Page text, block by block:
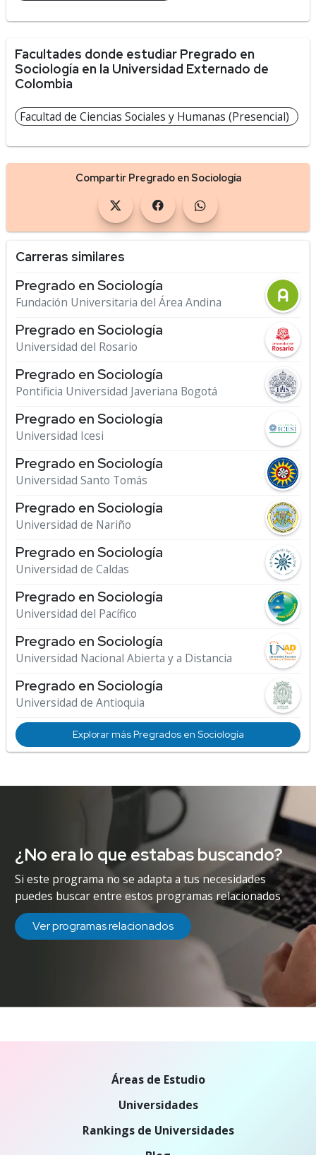
Facultades donde estudiar Pregrado en
Sociología en la Universidad Externado de
Colombia
Facultad de Ciencias Sociales y Humanas (Presencial)
Compartir Pregrado en Sociología
Carreras similares
Pregrado en Sociología
Fundación Universitaria del Área Andina
Pregrado en Sociología
Universidad del Rosario
Pregrado en Sociología
Pontificia Universidad Javeriana Bogotá
Pregrado en Sociología
Universidad Icesi
Pregrado en Sociología
Universidad Santo Tomás
Pregrado en Sociología
Universidad de Nariño
Pregrado en Sociología
Universidad de Caldas
Pregrado en Sociología
Universidad del Pacífico
Pregrado en Sociología
Universidad Nacional Abierta y a Distancia
Pregrado en Sociología
Universidad de Antioquia
Explorar más Pregrados en Sociología
¿No era lo que estabas buscando?
Si este programa no se adapta a tus necesidades
puedes buscar entre estos programas relacionados
Ver programas relacionados
Áreas de Estudio
Universidades
Rankings de Universidades